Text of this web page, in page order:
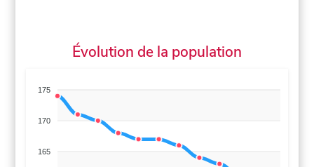
Évolution de la population
175
170
165